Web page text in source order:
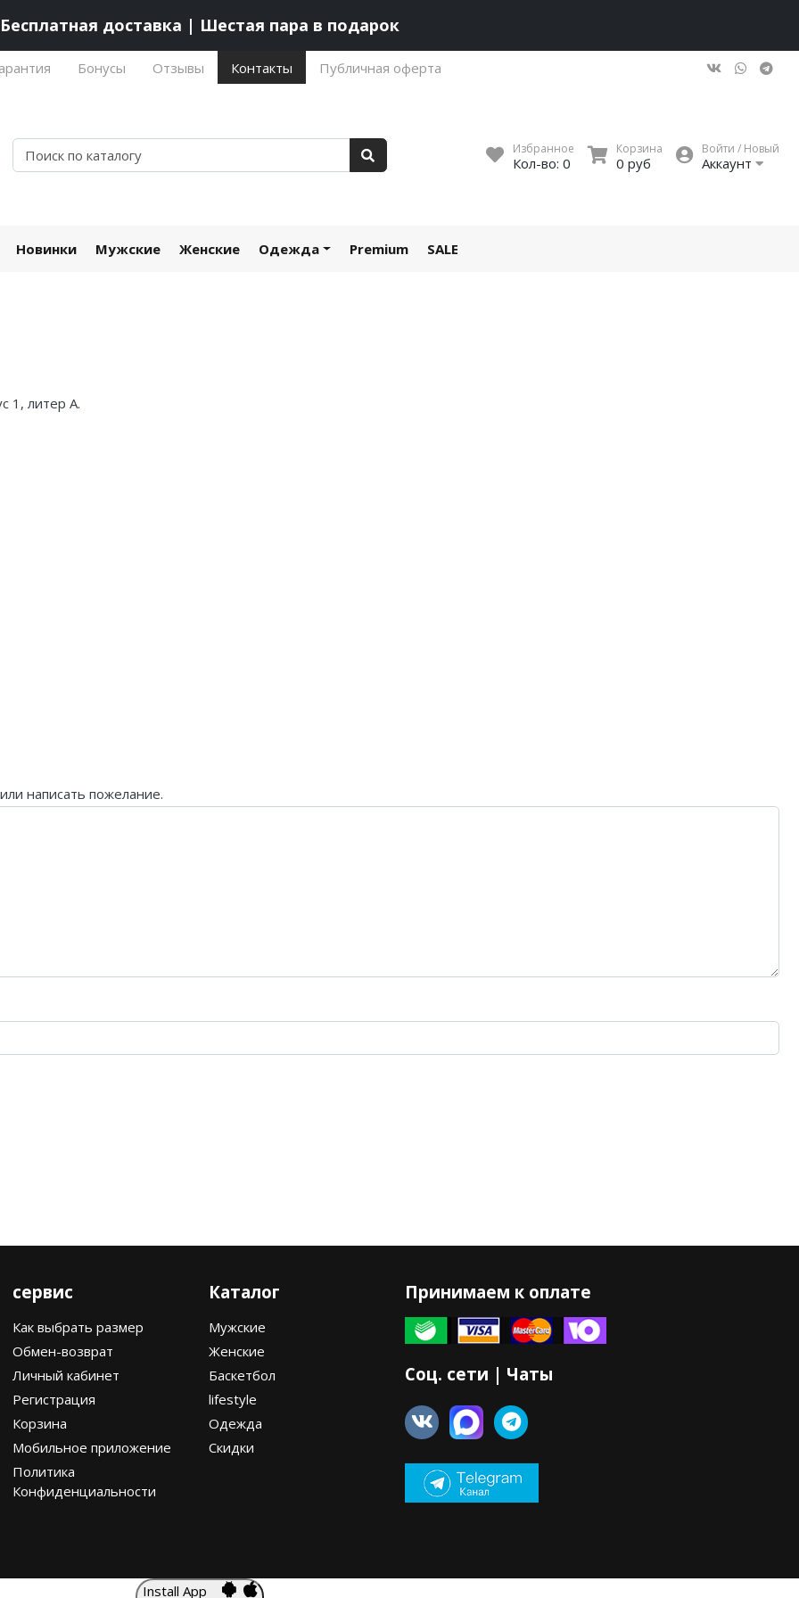
Бесплатная доставка | Шестая пара в подарок
Бонусы Отзывы Контакты Публичная оферта
Избранное
Кол-во: 0
Корзина
0 руб
Войти / Новый
Аккаунт
Новинки Мужские Женские Одежда Premium SALE
1, литер А.
написать пожелание.
сервис
Как выбрать размер
Обмен-возврат
Личный кабинет
Регистрация
Корзина
Мобильное приложение
Политика
Конфиденциальности
Каталог
Мужские
Женские
Баскетбол
lifestyle
Одежда
Скидки
Принимаем к оплате
Соц. сети | Чаты
Install App